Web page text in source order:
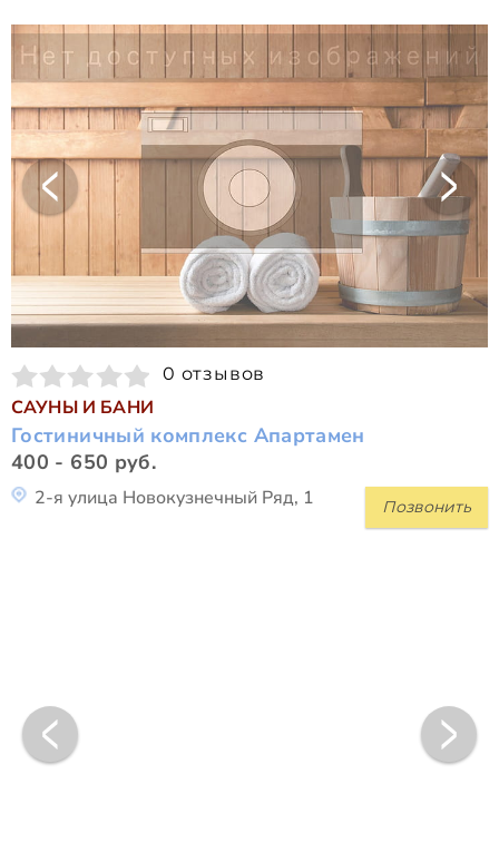
0 отзывов
САУНЫ И БАНИ
Гостиничный комплекс Апартамен
400 - 650 руб.
Позвонить
2-я улица Новокузнечный Ряд, 1